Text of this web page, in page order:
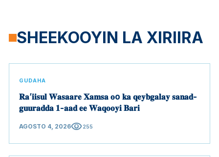
SHEEKOOYIN LA XIRIIRA
GUDAHA
𝐑𝐚’𝐢𝐢𝐬𝐮𝐥 𝐖𝐚𝐬𝐚𝐚𝐫𝐞 𝐗𝐚𝐦𝐬𝐚 𝐨o 𝐤𝐚 𝐪𝐞𝐲𝐛𝐠𝐚𝐥𝐚𝐲 𝐬𝐚𝐧𝐚𝐝-
𝐠𝐮𝐮𝐫𝐚𝐝𝐝𝐚 𝟏-𝐚𝐚𝐝 𝐞𝐞 𝐖𝐚𝐪𝐨𝐨𝐲𝐢 𝐁𝐚𝐫𝐢
AGOSTO 4, 2026visibility255